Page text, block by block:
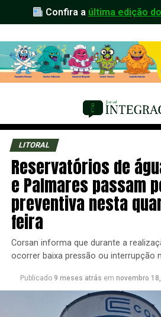
Confira a última edição
LITORAL
Reservatórios de
e Palmares passam
preventiva nesta
feira
Corsan informa que durante a
ocorrer baixa pressão ou interrupção
Publicado 9 meses atrás em novembro